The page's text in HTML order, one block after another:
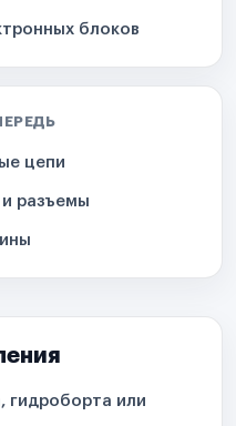
блоков
цепи
разъемы
гидроборта или